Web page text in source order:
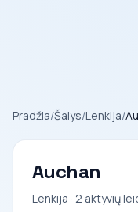
Pradžia/Šalys/Lenkija/
Auchan
Lenkija · 2 aktyvių